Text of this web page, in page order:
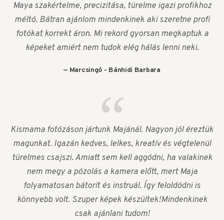
Maya szakértelme, precizitása, türelme igazi profikhoz
méltó. Bátran ajánlom mindenkinek aki szeretne profi
fotókat korrekt áron. Mi rekord gyorsan megkaptuk a
képeket amiért nem tudok elég hálás lenni neki.
Marcsingó - Bánhidi Barbara
Kismama fotózáson jártunk Majánál. Nagyon jól éreztük
magunkat. Igazán kedves, lelkes, kreatív és végtelenül
türelmes csajszi. Amiatt sem kell aggódni, ha valakinek
nem megy a pózolás a kamera előtt, mert Maja
folyamatosan bátorít és instruál. Így feloldódni is
könnyebb volt. Szuper képek készültek!Mindenkinek
csak ajánlani tudom!